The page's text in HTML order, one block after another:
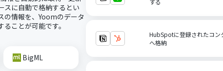
に自動で格納するとい
情報を、Yoomのデータ
ことが可能です。
BigML
する
HubSpotに登録されたコン
へ格納